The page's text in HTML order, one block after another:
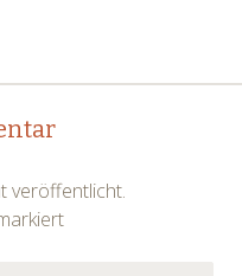
veröffentlicht.